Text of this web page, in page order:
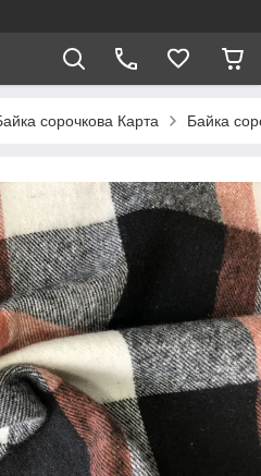
сорочкова Карта Байка